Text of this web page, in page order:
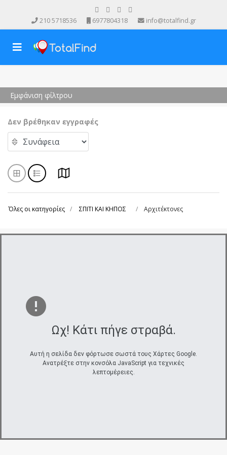
210 5718536 6977804318 info@totalfind.gr
Εμφάνιση φίλτρου
Δεν βρέθηκαν εγγραφές
Όλες οι κατηγορίες ΣΠΙΤΙ ΚΑΙ ΚΗΠΟΣ Αρχιτέκτονες
Ωχ! Κάτι πήγε στραβά.
Αυτή η σελίδα δεν φόρτωσε σωστά τους Χάρτες Google.
Ανατρέξτε στην κονσόλα JavaScript για τεχνικές
λεπτομέρειες.